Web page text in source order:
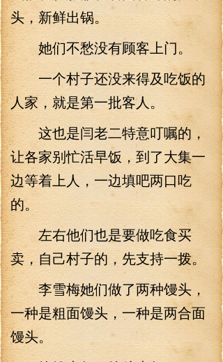
头，新鲜出锅。
她们不愁没有顾客上门。
一个村子还没来得及吃饭的
人家，就是第一批客人。
这也是闫老二特意叮嘱的，
让各家别忙活早饭，到了大集一
边等着上人，一边填吧两口吃
的。
左右他们也是要做吃食买
卖，自己村子的，先支持一拨。
李雪梅她们做了两种馒头，
一种是粗面馒头，一种是两合面
馒头。